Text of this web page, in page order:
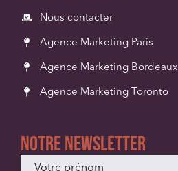
Nous contacter
Agence Marketing Paris
Agence Marketing Bordeaux
Agence Marketing Toronto
Notre newsletter